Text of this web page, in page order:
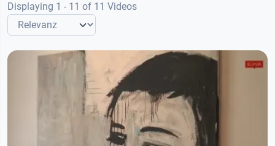
Displaying 1 - 11 of 11 Videos